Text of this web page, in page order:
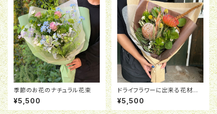
季節のお花のナチュラル花束
¥5,500
ドライフラワーに出来る花材を
集めた花束
¥5,500